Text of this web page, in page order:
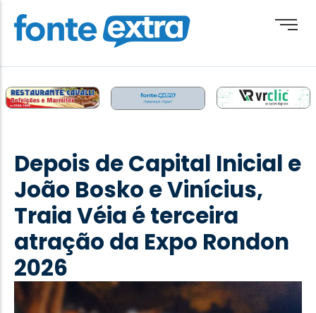
Destaque
Esporte
Geral
Obituário
Paraguai
Paraná
Depois de Capital Inicial e
João Bosko e Vinícius,
Traia Véia é terceira
atração da Expo Rondon
2026